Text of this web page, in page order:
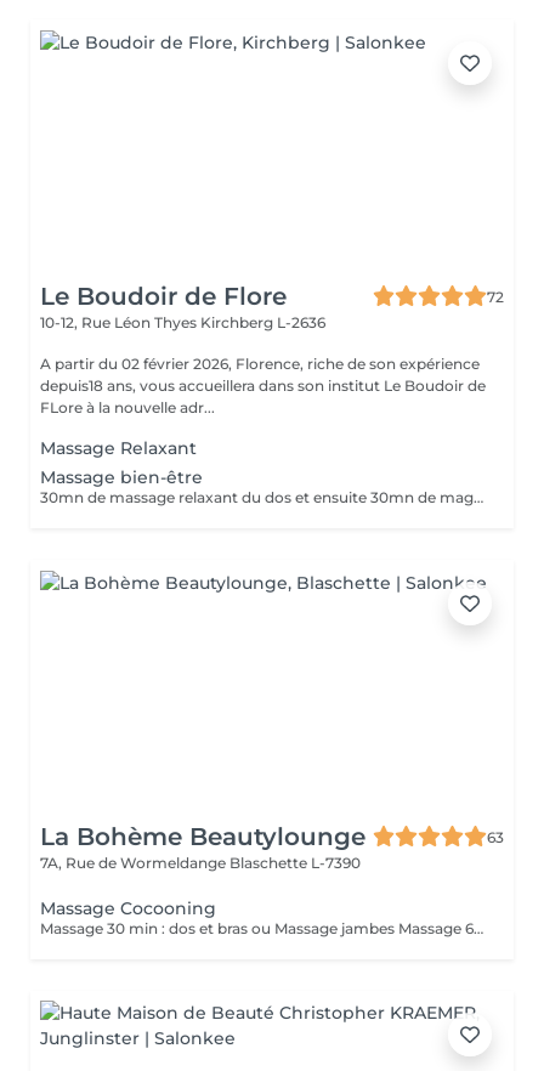
Le Boudoir de Flore
72
10-12, Rue Léon Thyes Kirchberg L-2636
A partir du 02 février 2026, Florence, riche de son expérience
depuis18 ans, vous accueillera dans son institut Le Boudoir de
FLore à la nouvelle adr...
Massage Relaxant
Massage bien-être
30mn de massage relaxant du dos et ensuite 30mn de magnétisme cranien.
La Bohème Beautylounge
63
7A, Rue de Wormeldange Blaschette L-7390
Massage Cocooning
Massage 30 min : dos et bras ou Massage jambes Massage 60 min dos, bras, jambes *Durée incluant préparation du client et fin de séance ( 10/15 min)*